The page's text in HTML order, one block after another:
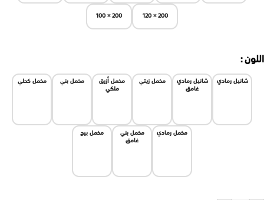
200 × 120
200 × 100
اللون
شانيل رمادي شانيل رمادي
غامق
مخمل زيتي مخمل أزرق
ملكي
مخمل بني مخمل كحلي
مخمل رمادي مخمل بني
غامق
مخمل بيج